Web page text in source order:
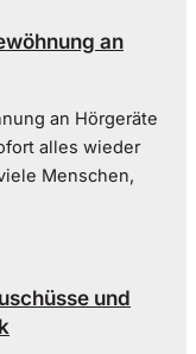
an
an Hörgeräte
alles wieder
Menschen,
und